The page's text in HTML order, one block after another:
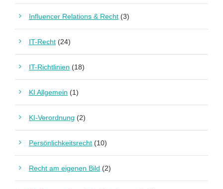
Influencer Relations & Recht (3)
IT-Recht (24)
IT-Richtlinien (18)
KI Allgemein (1)
KI-Verordnung (2)
Persönlichkeitsrecht (10)
Recht am eigenen Bild (2)